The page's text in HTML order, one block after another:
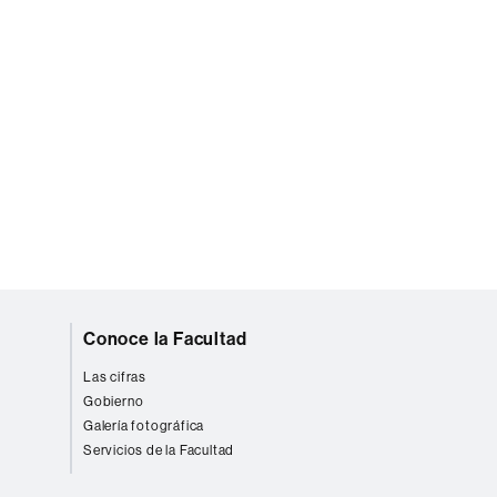
Conoce la Facultad
Las cifras
Gobierno
Galería fotográfica
Servicios de la Facultad